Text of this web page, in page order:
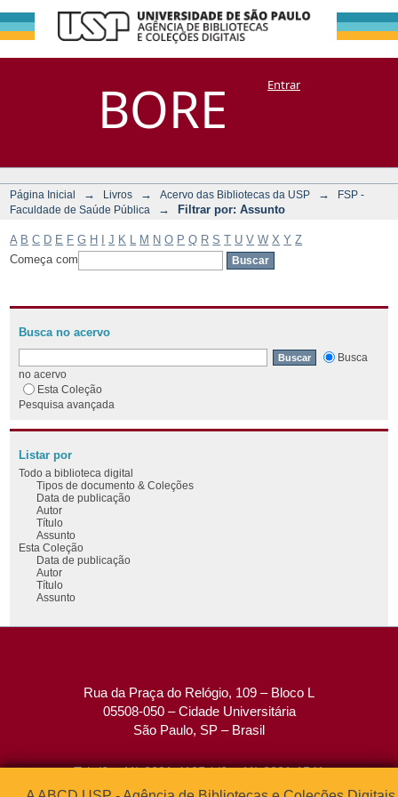
BORE
Filtrar por:
Assunto
DSpace/Manakin + CoriscoEntrar
Página Inicial → Livros → Acervo das Bibliotecas da USP →
FSP -
Faculdade de Saúde Pública
→ Filtrar por: Assunto
A B C D E F G H J K M N O P Q R S T U V W X Y Z
Começa com
Busca no acervo
Busca
no acervo
Esta Coleção
Pesquisa avançada
Listar por
Todo a biblioteca digital
Tipos de documento & Coleções
Data de publicação
Autor
Título
Assunto
Esta Coleção
Data de publicação
Autor
Título
Assunto
Rua da Praça do Relógio, 109 – Bloco L
05508-050 – Cidade Universitária
São Paulo, SP – Brasil
Tel: (0xx11) 3091-4195 / (0xx11) 3091-1541
Fax: (0xx11) 3091-1567